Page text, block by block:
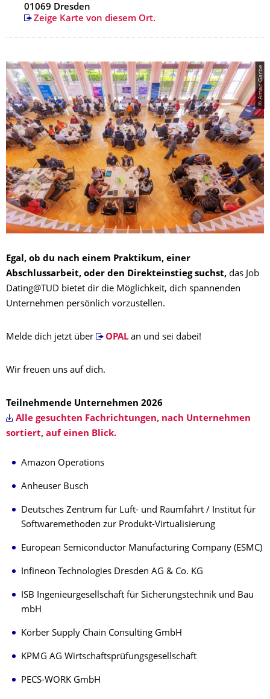
01069 Dresden
Zeige Karte von diesem Ort.
© Amac Garbe
Egal, ob du nach einem Praktikum, einer
Abschlussarbeit, oder den Direkteinstieg suchst, das Job
Dating@TUD bietet dir die Möglichkeit, dich spannenden
Unternehmen persönlich vorzustellen.
Melde dich jetzt über OPAL an und sei dabei!
Wir freuen uns auf dich.
Teilnehmende Unternehmen 2026
Alle gesuchten Fachrichtungen, nach Unternehmen
sortiert, auf einen Blick.
Amazon Operations
Anheuser Busch
Deutsches Zentrum für Luft- und Raumfahrt / Institut für
Softwaremethoden zur Produkt-Virtualisierung
European Semiconductor Manufacturing Company (ESMC)
Infineon Technologies Dresden AG & Co. KG
ISB Ingenieurgesellschaft für Sicherungstechnik und Bau
mbH
Körber Supply Chain Consulting GmbH
KPMG AG Wirtschaftsprüfungsgesellschaft
PECS-WORK GmbH